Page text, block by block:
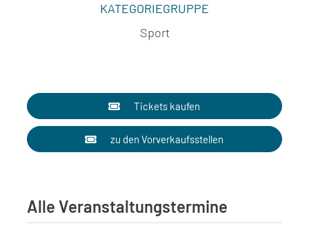
KATEGORIEGRUPPE
Sport
Tickets kaufen
zu den Vorverkaufsstellen
Alle Veranstaltungstermine